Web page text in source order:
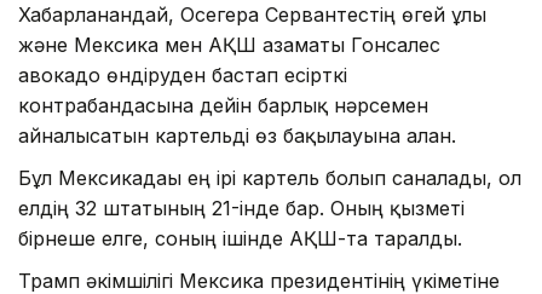
Хабарланғандай, Осегера Сервантестің өгей ұлы
және Мексика мен АҚШ азаматы Гонсалес
авокадо өндіруден бастап есірткі
контрабандасына дейін барлық нәрсемен
айналысатын картельді өз бақылауына алған.
Бұл Мексикадағы ең ірі картель болып саналады, ол
елдің 32 штатының 21-інде бар. Оның қызметі
бірнеше елге, соның ішінде АҚШ-та таралды.
Трамп әкімшілігі Мексика президентінің үкіметіне